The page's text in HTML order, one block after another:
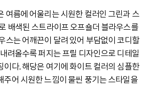
여름에 어울리는 시원한 컬러인 그린과 스
배색된 스트라이프 오프숄더 블라우스를
스는 어깨끈이 달려 있어 부담없이 코디할
려올수록 퍼지는 프릴 디자인으로 디테일
이다. 해당은 여기에 화이트 컬러의 심플한
주어 시원한 느낌이 물씬 풍기는 스타일을